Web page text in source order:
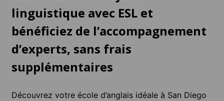
linguistique avec ESL et
bénéficiez de l’accompagnement
d’experts, sans frais
supplémentaires
Découvrez votre école d’anglais idéale à San Diego